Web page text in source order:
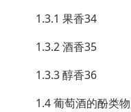
1.3.1 果香34
1.3.2 酒香35
1.3.3 醇香36
1.4 葡萄酒的酚类